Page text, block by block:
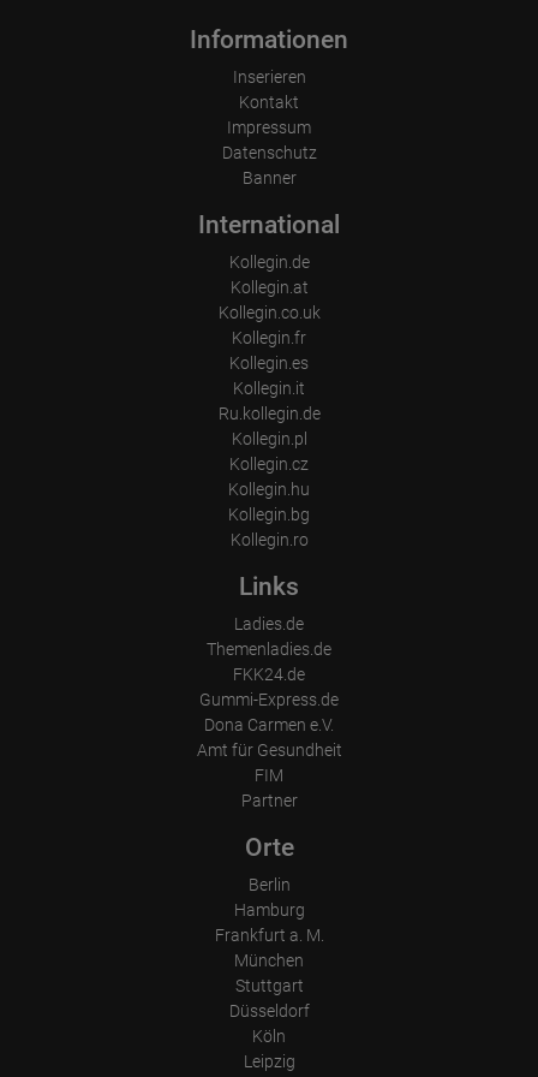
Informationen
Inserieren
Kontakt
Impressum
Datenschutz
Banner
International
Kollegin.de
Kollegin.at
Kollegin.co.uk
Kollegin.fr
Kollegin.es
Kollegin.it
Ru.kollegin.de
Kollegin.pl
Kollegin.cz
Kollegin.hu
Kollegin.bg
Kollegin.ro
Links
Ladies.de
Themenladies.de
FKK24.de
Gummi-Express.de
Dona Carmen e.V.
Amt für Gesundheit
FIM
Partner
Orte
Berlin
Hamburg
Frankfurt a. M.
München
Stuttgart
Düsseldorf
Köln
Leipzig